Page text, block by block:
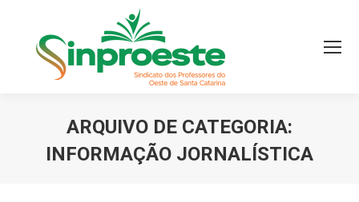
ARQUIVO DE CATEGORIA:
INFORMAÇÃO JORNALÍSTICA